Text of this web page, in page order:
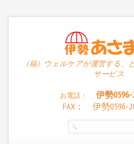
（福）ウェルケアが運営する、
サービス
お電話：
伊勢0596-
FAX： 伊勢0596-